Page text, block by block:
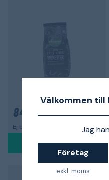
Välkommen till
Jag
Företag
exkl. moms
84 kr
Ej beställningsbar för tillfället